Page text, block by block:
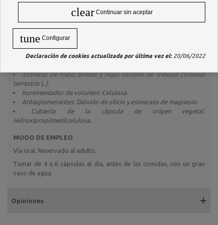
que puede alcanzar los 90 cm y crece en los suelos arenosos del sur
de Europa, China y Asia occidental.
El tribulus ayuda a mejorar la vida sexual y la
COMPOSICIÓN
Extracto de fruto, brotes y hojas cocidos de Tribulus (Tribulus
terrestris L.).
Incrementador de volumen: Celulosa.
Antiaglomerantes: Dióxido de silicio y estearato de magnesio.
Cubierta de la cápsula de origen vegetal:
Hidroxipropilmetilcelulosa.
MODO DE EMPLEO
Vía oral. Reservado al adulto.
Tomar de 4 a 6 cápsulas al día, antes de las comidas, con un gran
vaso de agua.
Opiniones
clear Continuar sin aceptar
tune Configurar
Declaración de cookies actualizada por última vez el:20/06/2022